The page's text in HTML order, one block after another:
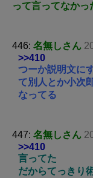
って言ってなかっ
446: 名無しさん
>>410
つーか説明文に
て別人とか小次
なってる
447: 名無しさん
>>410
言ってた
だからてっきり